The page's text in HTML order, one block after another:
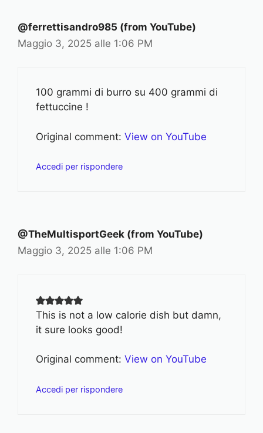
@ferrettisandro985 (from YouTube)
Maggio 3, 2025 alle 1:06 PM
100 grammi di burro su 400 grammi di
fettuccine !
Original comment: View on YouTube
Accedi per rispondere
@TheMultisportGeek (from YouTube)
Maggio 3, 2025 alle 1:06 PM
This is not a low calorie dish but damn,
it sure looks good!
Original comment: View on YouTube
Accedi per rispondere